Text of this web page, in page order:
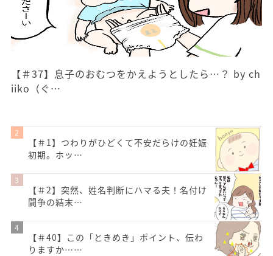
【＃37】息子のおむつをかえようとしたら…？ by ch
iiko（ぐ…
【＃1】つわりがひどくて不安だらけの妊娠
初期。ホッ…
【＃2】突然、姓名判断にハマる夫！名付け
闘争の結末…
【＃40】この「ときめき」ポイント、伝わ
りますか……